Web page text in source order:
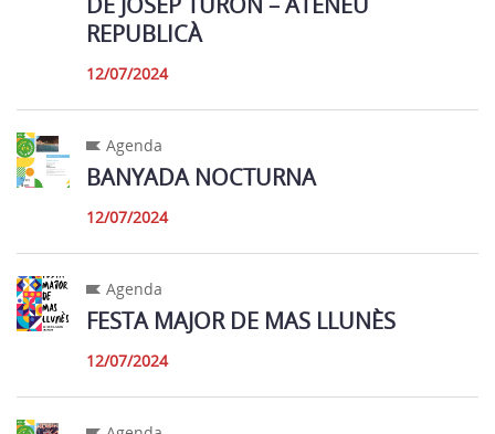
REPUBLICÀ
12/07/2024
Agenda
BANYADA NOCTURNA
12/07/2024
Agenda
FESTA MAJOR DE MAS LLUNÈS
12/07/2024